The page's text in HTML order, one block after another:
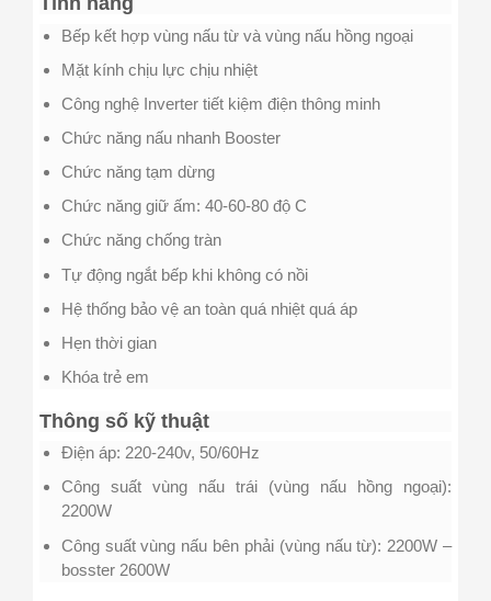
Bếp kết hợp vùng nấu từ và vùng nấu hồng ngoại
Mặt kính chịu lực chịu nhiệt
Công nghệ Inverter tiết kiệm điện thông minh
Chức năng nấu nhanh Booster
Chức năng tạm dừng
Chức năng giữ ấm: 40-60-80 độ C
Chức năng chống tràn
Tự động ngắt bếp khi không có nồi
Hệ thống bảo vệ an toàn quá nhiệt quá áp
Hẹn thời gian
Khóa trẻ em
Thông số kỹ thuật
Điện áp: 220-240v, 50/60Hz
Công suất vùng nấu trái (vùng nấu hồng ngoại):
2200W
Công suất vùng nấu bên phải (vùng nấu từ): 2200W –
bosster 2600W